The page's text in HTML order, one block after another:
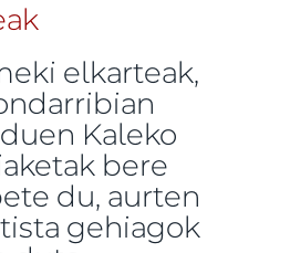
elkarteak,
Kaleko
bere
du, aurten
gehiagok